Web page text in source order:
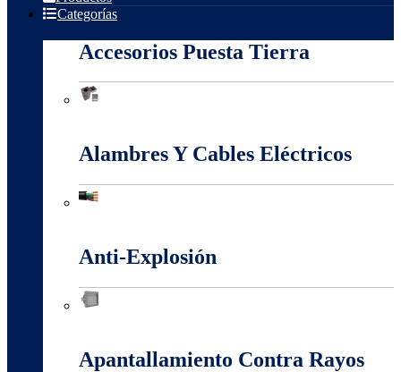
Categorías
Accesorios Puesta Tierra
Alambres Y Cables Eléctricos
Anti-Explosión
Apantallamiento Contra Rayos